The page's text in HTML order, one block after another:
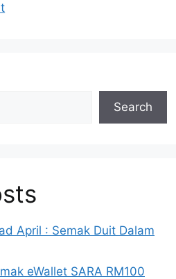
Search
April : Semak Duit Dalam
eWallet SARA RM100